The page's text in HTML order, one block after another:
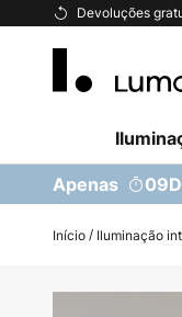
Devoluções
Ir
Conteúdo
Apenas
Início Iluminação